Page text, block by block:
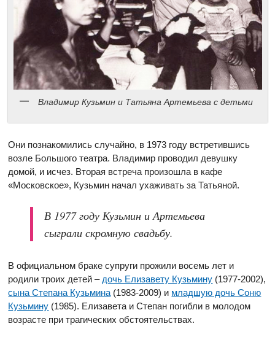
Владимир Кузьмин и Татьяна Артемьева с детьми
Они познакомились случайно, в 1973 году встретившись
возле Большого театра. Владимир проводил девушку
домой, и исчез. Вторая встреча произошла в кафе
«Московское», Кузьмин начал ухаживать за Татьяной.
В 1977 году Кузьмин и Артемьева
сыграли скромную свадьбу.
В официальном браке супруги прожили восемь лет и
родили троих детей – дочь Елизавету Кузьмину (1977-2002),
сына Степана Кузьмина (1983-2009) и младшую дочь Соню
Кузьмину (1985). Елизавета и Степан погибли в молодом
возрасте при трагических обстоятельствах.